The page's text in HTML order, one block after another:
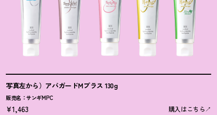
写真左から）アパガードMプラス 130g
販売名：サンギMPC
¥1,463 購入はこちら